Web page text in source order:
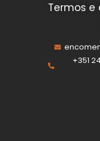
Termos e
+351